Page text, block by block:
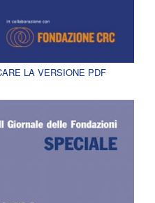
LA VERSIONE PDF